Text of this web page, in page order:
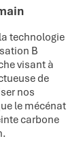
technologie
B
visant à
de
nos
le mécénat
carbone